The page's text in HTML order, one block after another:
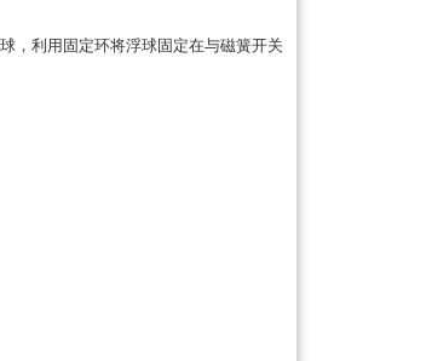
，利用固定环将浮球固定在与磁簧开关